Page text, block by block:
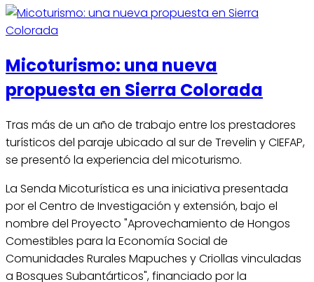
Micoturismo: una nueva
propuesta en Sierra Colorada
Tras más de un año de trabajo entre los prestadores
turísticos del paraje ubicado al sur de Trevelin y CIEFAP,
se presentó la experiencia del micoturismo.
La Senda Micoturística es una iniciativa presentada
por el Centro de Investigación y extensión, bajo el
nombre del Proyecto "Aprovechamiento de Hongos
Comestibles para la Economía Social de
Comunidades Rurales Mapuches y Criollas vinculadas
a Bosques Subantárticos", financiado por la